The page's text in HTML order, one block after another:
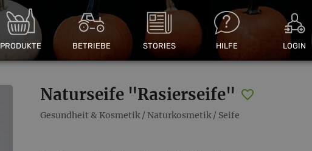
PRODUKTE BETRIEBE STORIES HILFE LOGIN
Naturseife "Rasierseife"
Gesundheit & Kosmetik/ Naturkosmetik/ Seife